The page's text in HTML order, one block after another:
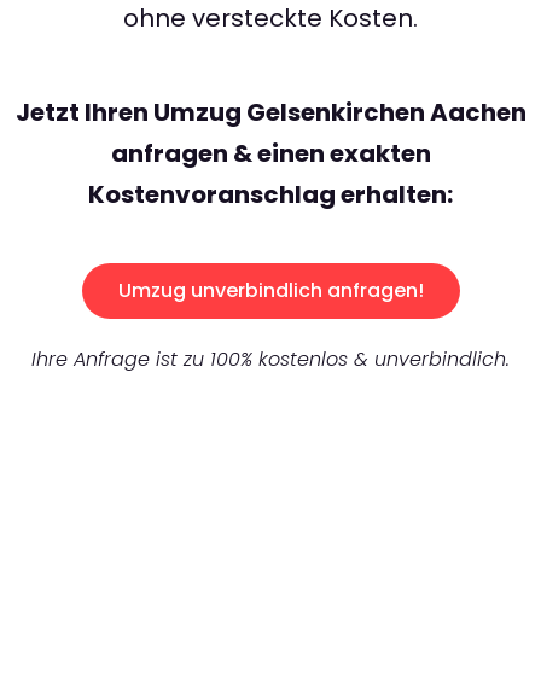
ohne versteckte Kosten.
Jetzt Ihren Umzug Gelsenkirchen Aachen
anfragen & einen exakten
Kostenvoranschlag erhalten:
Umzug unverbindlich anfragen!
Ihre Anfrage ist zu 100% kostenlos & unverbindlich.